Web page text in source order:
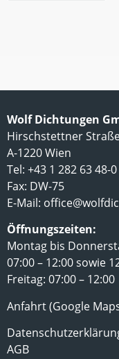
Wolf Dichtungen
Hirschstettner
A-1220 Wien
Tel: +43 1 282 63 48-0
Fax: DW-75
E-Mail:
Öffnungszeiten:
Montag bis
07:00 – 12:00 sowie
Freitag: 07:00 – 12:00
Anfahrt (Google
AGB